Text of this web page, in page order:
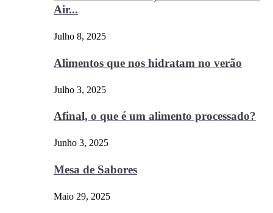
Air...
Julho 8, 2025
Alimentos que nos hidratam no verão
Julho 3, 2025
Afinal, o que é um alimento processado?
Junho 3, 2025
Mesa de Sabores
Maio 29, 2025